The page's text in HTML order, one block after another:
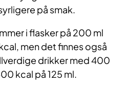
på smak.
i flasker på 200 ml
men det finnes også
drikker med 400
kcal på 125 ml.